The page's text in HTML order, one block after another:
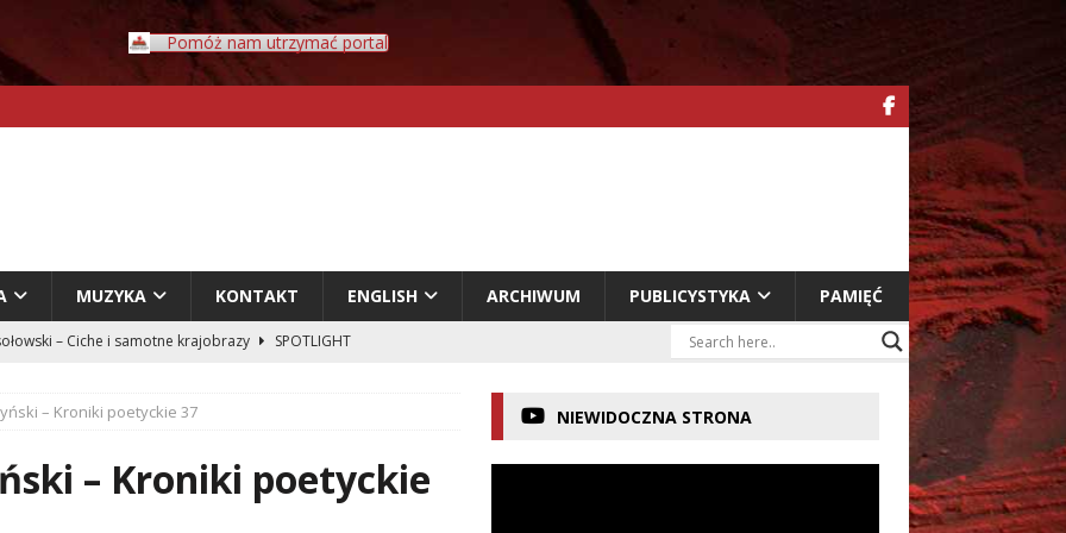
Pomóż nam utrzymać portal
MUZYKA KONTAKT ENGLISH ARCHIWUM PUBLICYSTYKA PAMIĘĆ
– Ciche i samotne krajobrazy
SPOTLIGHT
– Przyklejeni odklejeni.
– Człowiek w świecie rozpadających się znaczeń
– Kroniki poetyckie 37
– Kroniki poetyckie
NIEWIDOCZNA STRONA